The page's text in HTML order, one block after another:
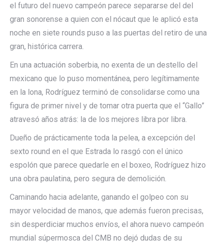
el futuro del nuevo campeón parece separarse del del
gran sonorense a quien con el nócaut que le aplicó esta
noche en siete rounds puso a las puertas del retiro de una
gran, histórica carrera.
En una actuación soberbia, no exenta de un destello del
mexicano que lo puso momentánea, pero legítimamente
en la lona, Rodríguez terminó de consolidarse como una
figura de primer nivel y de tomar otra puerta que el “Gallo”
atravesó años atrás: la de los mejores libra por libra.
Dueño de prácticamente toda la pelea, a excepción del
sexto round en el que Estrada lo rasgó con el único
espolón que parece quedarle en el boxeo, Rodríguez hizo
una obra paulatina, pero segura de demolición.
Caminando hacia adelante, ganando el golpeo con su
mayor velocidad de manos, que además fueron precisas,
sin desperdiciar muchos envíos, el ahora nuevo campeón
mundial súpermosca del CMB no dejó dudas de su